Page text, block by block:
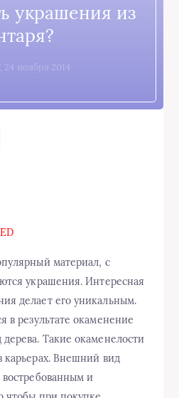
украшения из
24 ноября 2014
материал, с
украшения. Интересная
делает его уникальным.
в результате окаменение
Такие окаменелости
карьерах. Внешний вид
востребованным и